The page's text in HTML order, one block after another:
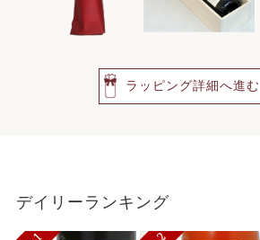
ラッピング詳細へ進む
デイリーランキング